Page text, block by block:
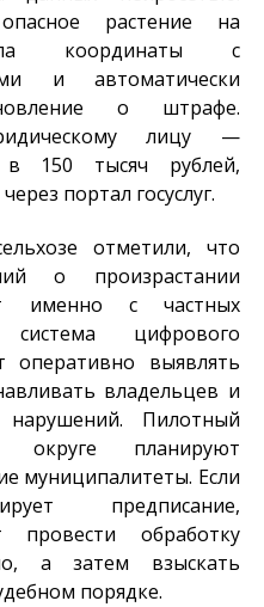
растение на
координаты с
и автоматически
о штрафе.
лицу —
в 150 тысяч рублей,
портал госуслуг.
отметили, что
о произрастании
именно с частных
цифрового
оперативно выявлять
владельцев и
нарушений. Пилотный
планируют
муниципалитеты. Если
предписание,
провести обработку
а затем взыскать
порядке.